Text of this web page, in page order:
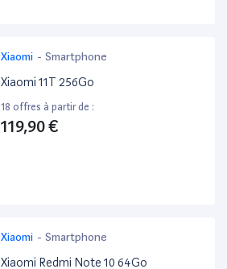
Xiaomi - Smartphone
Xiaomi 11T 256Go
18 offres à partir de :
119,90 €
Xiaomi - Smartphone
Xiaomi Redmi Note 10 64Go